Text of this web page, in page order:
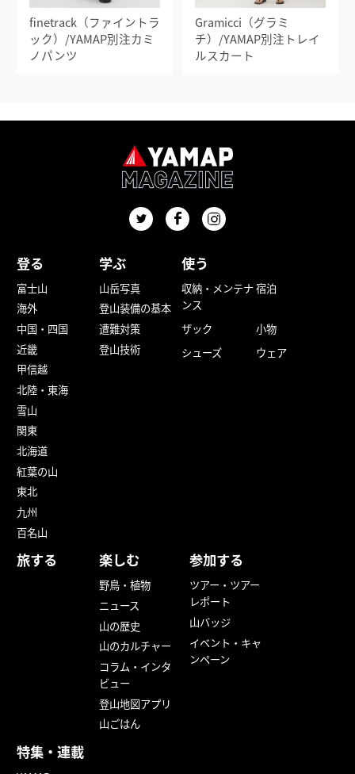
finetrack（ファイントラ
ック）/YAMAP別注カミ
ノパンツ
Gramicci（グラミ
チ）/YAMAP別注トレイ
ルスカート
登る
富士山
海外
中国・四国
近畿
甲信越
北陸・東海
雪山
関東
北海道
紅葉の山
東北
九州
百名山
学ぶ
山岳写真
登山装備の基本
遭難対策
登山技術
使う
収納・メンテナ
ンス
宿泊
ザック
小物
シューズ
ウェア
旅する 楽しむ
野鳥・植物
ニュース
山の歴史
山のカルチャー
コラム・インタ
ビュー
登山地図アプリ
山ごはん
参加する
ツアー・ツアー
レポート
山バッジ
イベント・キャ
ンペーン
特集・連載